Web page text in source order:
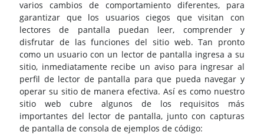
varios cambios de comportamiento diferentes, para
garantizar que los usuarios ciegos que visitan con
lectores de pantalla puedan leer, comprender y
disfrutar de las funciones del sitio web. Tan pronto
como un usuario con un lector de pantalla ingresa a su
sitio, inmediatamente recibe un aviso para ingresar al
perfil de lector de pantalla para que pueda navegar y
operar su sitio de manera efectiva. Así es como nuestro
sitio web cubre algunos de los requisitos más
importantes del lector de pantalla, junto con capturas
de pantalla de consola de ejemplos de código: